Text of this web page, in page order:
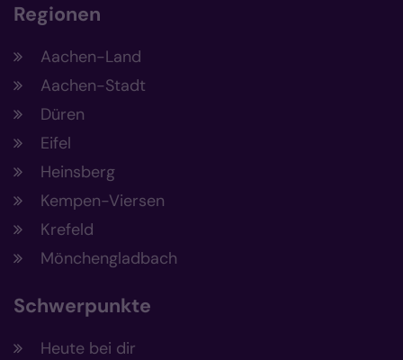
Regionen
Aachen-Land
Aachen-Stadt
Düren
Eifel
Heinsberg
Kempen-Viersen
Krefeld
Mönchengladbach
Schwerpunkte
Heute bei dir